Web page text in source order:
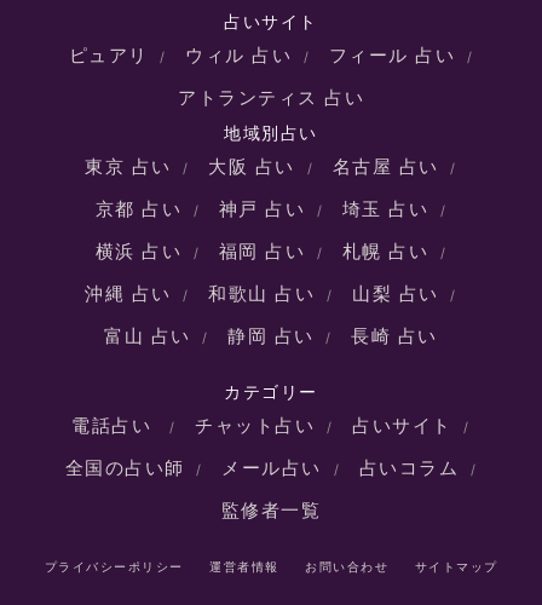
占いサイト
ピュアリ ウィル 占い
フィール 占い
アトランティス 占い
地域別占い
東京 占い 大阪 占い
名古屋 占い
京都 占い
神戸 占い
埼玉 占い
横浜 占い
福岡 占い
札幌 占い
沖縄 占い
和歌山 占い
山梨 占い
富山 占い
静岡 占い 長崎 占い
カテゴリー
電話占い チャット占い
占いサイト
全国の占い師
メール占い
占いコラム
監修者一覧
プライバシーポリシー 運営者情報 お問い合わせ サイトマップ